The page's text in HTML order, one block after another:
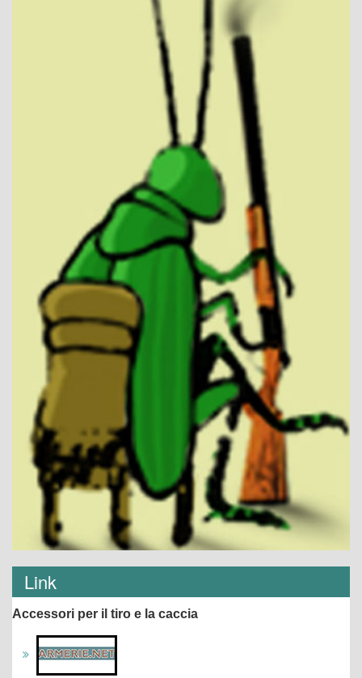
Link
Accessori per il tiro e la caccia